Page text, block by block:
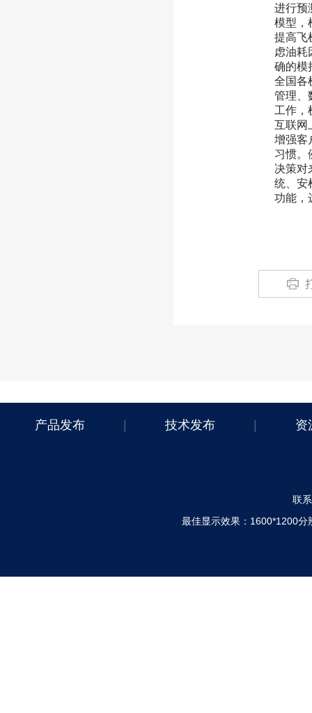
进行预
模型，
提高飞
虑油耗
确的模
全国各
管理、
工作，
互联网
增强客
习惯。
决策对
统、安
功能，
产品发布 技术发布 资
联
最佳显示效果：1600*1200